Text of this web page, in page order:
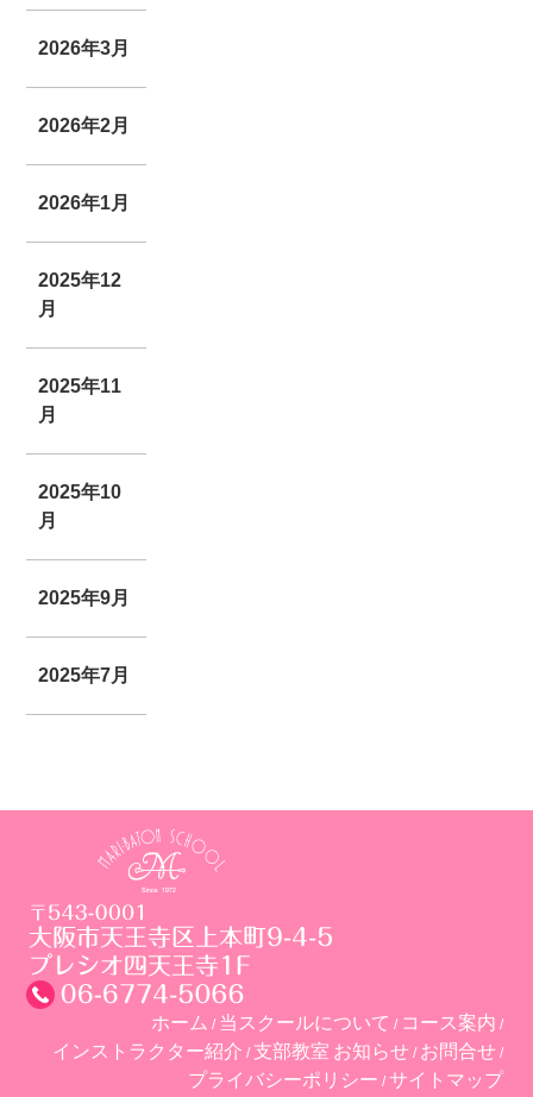
2026年3月
2026年2月
2026年1月
2025年12
月
2025年11
月
2025年10
月
2025年9月
2025年7月
ホーム 当スクールについて
コース案内
インストラクター紹介 支部教室 お知らせ
お問合せ
プライバシーポリシー サイトマップ